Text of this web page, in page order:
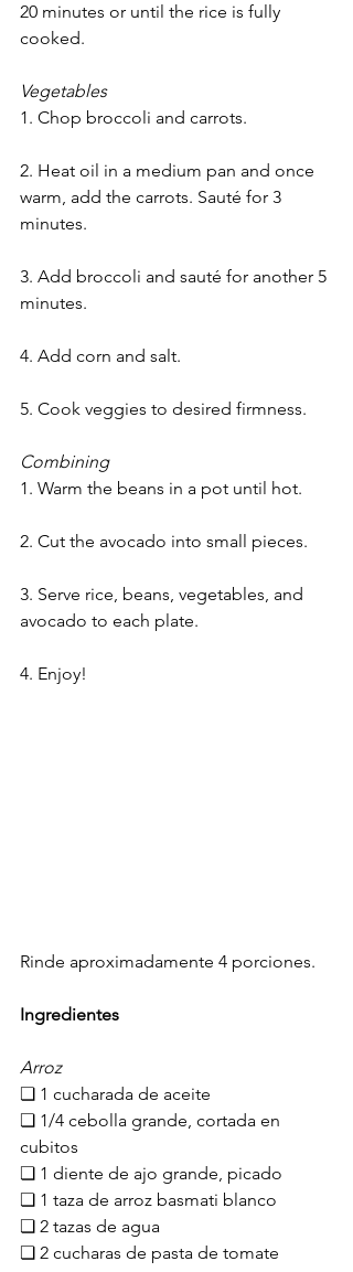
20 minutes or until the rice is fully
cooked.
Vegetables
1. Chop broccoli and carrots.
2. Heat oil in a medium pan and once
warm, add the carrots. Sauté for 3
minutes.
3. Add broccoli and sauté for another 5
minutes.
4. Add corn and salt.
5. Cook veggies to desired firmness.
Combining
1. Warm the beans in a pot until hot.
2. Cut the avocado into small pieces.
3. Serve rice, beans, vegetables, and
avocado to each plate.
4. Enjoy!
Rinde aproximadamente 4 porciones.
Ingredientes
Arroz
❏ 1 cucharada de aceite
❏ 1/4 cebolla grande, cortada en
cubitos
❏ 1 diente de ajo grande, picado
❏ 1 taza de arroz basmati blanco
❏ 2 tazas de agua
❏ 2 cucharas de pasta de tomate